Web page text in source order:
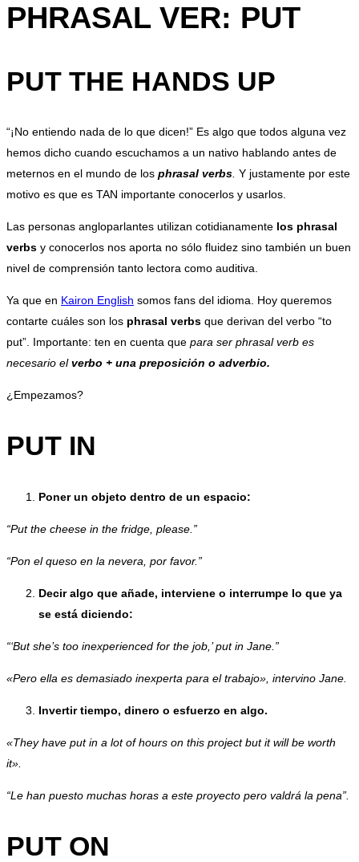
PHRASAL VER: PUT
PUT THE HANDS UP
“¡No entiendo nada de lo que dicen!” Es algo que todos alguna vez
hemos dicho cuando escuchamos a un nativo hablando antes de
meternos en el mundo de los phrasal verbs Y justamente por este
motivo es que es TAN importante conocerlos y usarlos.
Las personas angloparlantes utilizan cotidianamente los phrasal
verbs y conocerlos nos aporta no sólo fluidez sino también un buen
nivel de comprensión tanto lectora como auditiva.
Ya que en Kairon English somos fans del idioma. Hoy queremos
contarte cuáles son los phrasal verbs que derivan del verbo “to
put”. Importante: ten en cuenta que para ser phrasal verb es
necesario elverbo + una preposición o adverbio.
¿Empezamos?
PUT IN
Poner un objeto dentro de un espacio:
“Put the cheese in the fridge, please.”
“Pon el queso en la nevera, por favor.”
Decir algo que añade, interviene o interrumpe lo que ya
se está diciendo:
“‘But she’s too inexperienced for the job,’ put in Jane.”
«Pero ella es demasiado inexperta para el trabajo», intervino Jane.
Invertir tiempo, dinero o esfuerzo en algo.
«They have put in a lot of hours on this project but it will be worth
it».
“Le han puesto muchas horas a este proyecto pero valdrá la pena”.
PUT ON